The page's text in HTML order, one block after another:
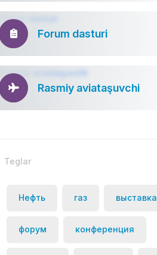
Forum dasturi
Rasmiy aviataşuvchi
Teglar
Нефть газ выставка
форум конференция